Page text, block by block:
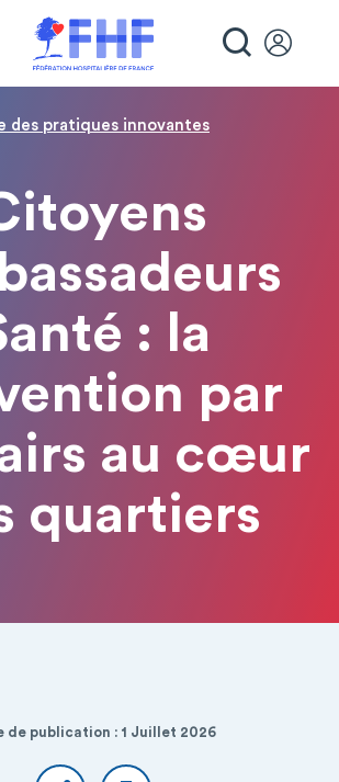
des pratiques innovantes
: la
par
au cœur
quartiers
de publication : 1 Juillet 2026
des cookies